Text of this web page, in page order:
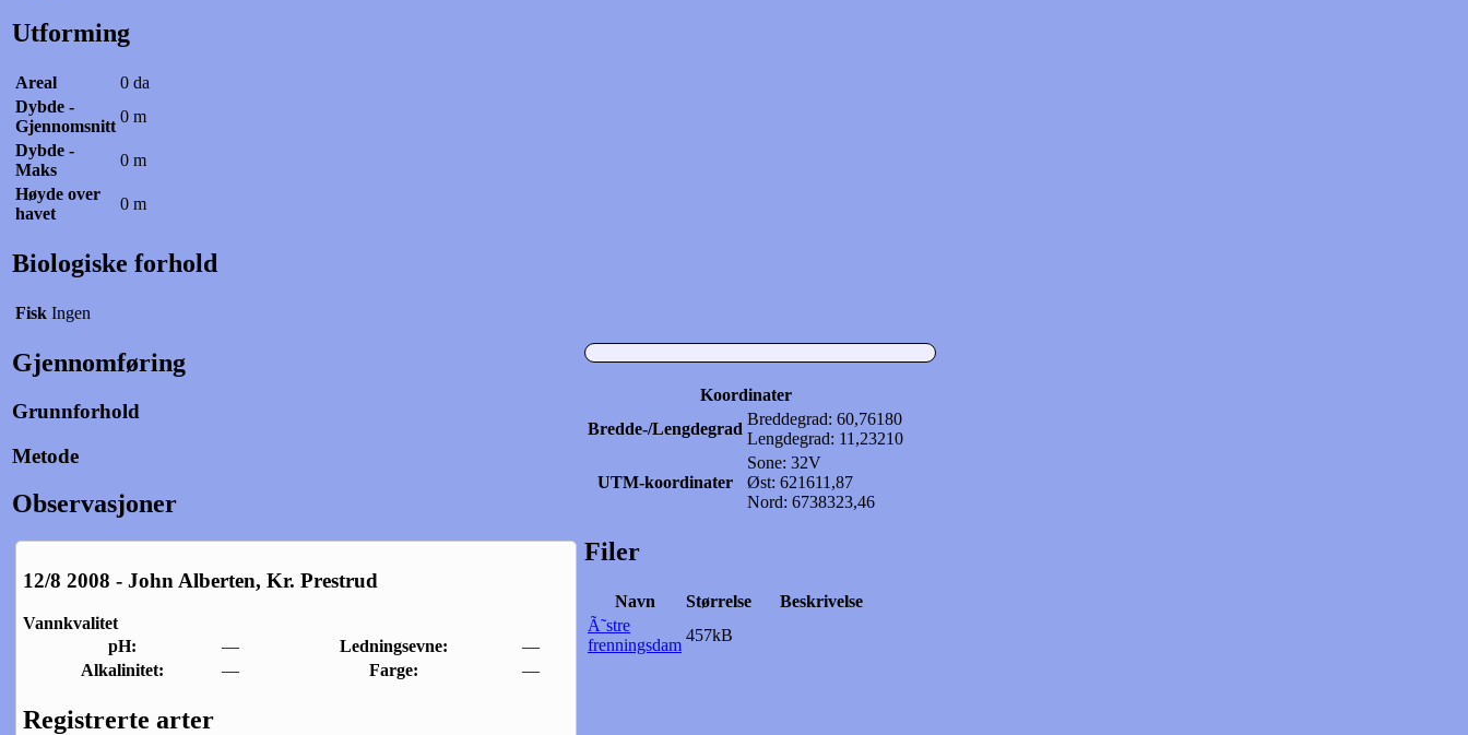
Utforming
Areal
0 da
Dybde -
Gjennomsnitt
0 m
Dybde -
Maks
0 m
Høyde over
havet
0 m
Biologiske forhold
Fisk Ingen
Gjennomføring
Grunnforhold
Metode
Observasjoner
12/8 2008 - John Alberten, Kr. Prestrud
Vannkvalitet
pH:
— Ledningsevne:
—
Alkalinitet:
— Farge: —
Registrerte arter
Koordinater
Bredde-/Lengdegrad
Breddegrad: 60,76180
Lengdegrad: 11,23210
UTM-koordinater
Sone: 32V
Øst: 621611,87
Nord: 6738323,46
Filer
Navn Størrelse
Beskrivelse
Ã˜stre
frenningsdam
457kB